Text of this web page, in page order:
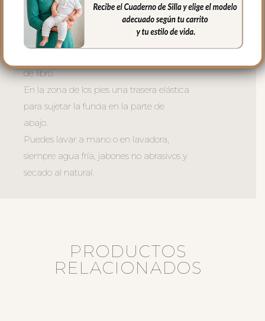
ojales en el culete son aptas para la salida
de arenes de todo tipo de sillas.
Abertura en el centro de la funda para
de libro.
En la zona de los pies una trasera elástica
para sujetar la funda en la parte de
abajo.
Puedes lavar a mano o en lavadora,
siempre agua fría, jabones no abrasivos y
secado al natural.
PRODUCTOS
RELACIONADOS